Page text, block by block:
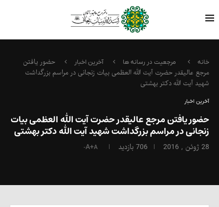
خانه مرجعیت در رسانه ها آخرین اخبار
حضور یافتن
مرجع عالیقدر حضرت آیت الله العظمی بیات زنجانی در مراسم بزرگداشت
شهید آیت الله دکتر بهشتی
آخرین اخبار
حضور یافتن مرجع عالیقدر حضرت آیت الله العظمی بیات
زنجانی در مراسم بزرگداشت شهید آیت الله دکتر بهشتی
28 ژوئن , 2016 706 بازدید A+A-